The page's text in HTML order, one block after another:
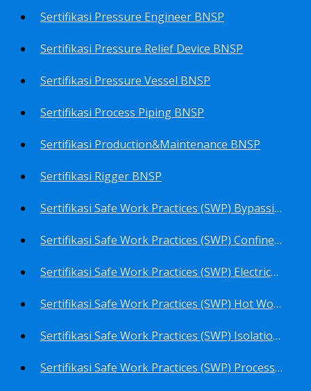
Sertifikasi Pressure Engineer BNSP
Sertifikasi Pressure Relief Device BNSP
Sertifikasi Pressure Vessel BNSP
Sertifikasi Process Piping BNSP
Sertifikasi Production&Maintenance BNSP
Sertifikasi Rigger BNSP
Sertifikasi Safe Work Practices (SWP) Bypassing Critical Protection BNSP
Sertifikasi Safe Work Practices (SWP) Confined Space Entry BNSP
Sertifikasi Safe Work Practices (SWP) Electrical Safe Work BNSP
Sertifikasi Safe Work Practices (SWP) Hot Work BNSP
Sertifikasi Safe Work Practices (SWP) Isolation of Hazardous Energy BNSP
Sertifikasi Safe Work Practices (SWP) Process Overview and Awareness BNSP